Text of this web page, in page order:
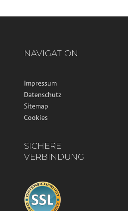
NAVIGATION
Impressum
Datenschutz
Sitemap
Cookies
SICHERE
VERBINDUNG